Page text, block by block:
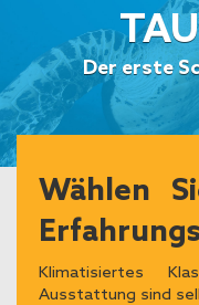
Der erste
Wählen
Klimatisiertes
Ausstattung sind